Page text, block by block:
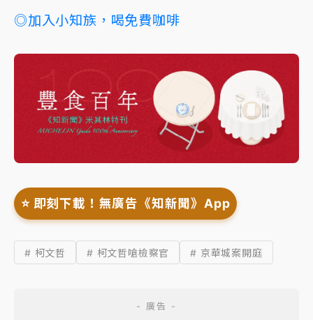
◎加入小知族，喝免費咖啡
⭐️ 即刻下載！無廣告《知新聞》App
# 柯文哲 # 柯文哲嗆檢察官 # 京華城案開庭